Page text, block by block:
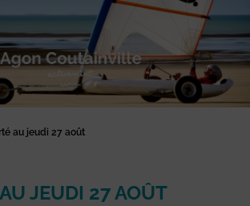
au jeudi 27 août
JEUDI 27 AOÛT